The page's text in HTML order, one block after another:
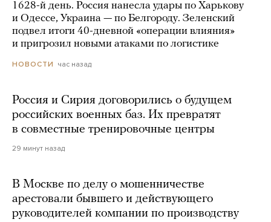
1628-й день. Россия нанесла удары по Харькову
и Одессе, Украина — по Белгороду. Зеленский
подвел итоги 40-дневной «операции влияния»
и пригрозил новыми атаками по логистике
НОВОСТИ час назад
Россия и Сирия договорились о будущем
российских военных баз. Их превратят
в совместные тренировочные центры
29 минут назад
В Москве по делу о мошенничестве
арестовали бывшего и действующего
руководителей компании по производству